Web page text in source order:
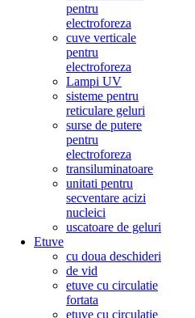
pentru
electroforeza
cuve verticale
pentru
electroforeza
Lampi UV
sisteme pentru
reticulare geluri
surse de putere
pentru
electroforeza
transiluminatoare
unitati pentru
secventare acizi
nucleici
uscatoare de geluri
Etuve
cu doua deschideri
de vid
etuve cu circulatie
fortata
etuve cu circulatie